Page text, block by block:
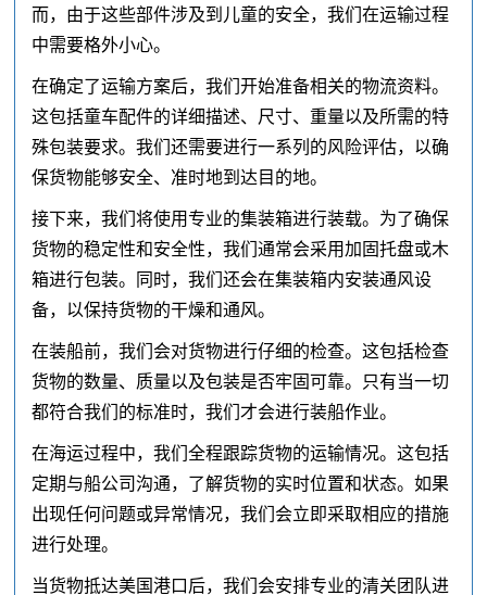
而，由于这些部件涉及到儿童的安全，我们在运输过程
中需要格外小心。
在确定了运输方案后，我们开始准备相关的物流资料。
这包括童车配件的详细描述、尺寸、重量以及所需的特
殊包装要求。我们还需要进行一系列的风险评估，以确
保货物能够安全、准时地到达目的地。
接下来，我们将使用专业的集装箱进行装载。为了确保
货物的稳定性和安全性，我们通常会采用加固托盘或木
箱进行包装。同时，我们还会在集装箱内安装通风设
备，以保持货物的干燥和通风。
在装船前，我们会对货物进行仔细的检查。这包括检查
货物的数量、质量以及包装是否牢固可靠。只有当一切
都符合我们的标准时，我们才会进行装船作业。
在海运过程中，我们全程跟踪货物的运输情况。这包括
定期与船公司沟通，了解货物的实时位置和状态。如果
出现任何问题或异常情况，我们会立即采取相应的措施
进行处理。
当货物抵达美国港口后，我们会安排专业的清关团队进